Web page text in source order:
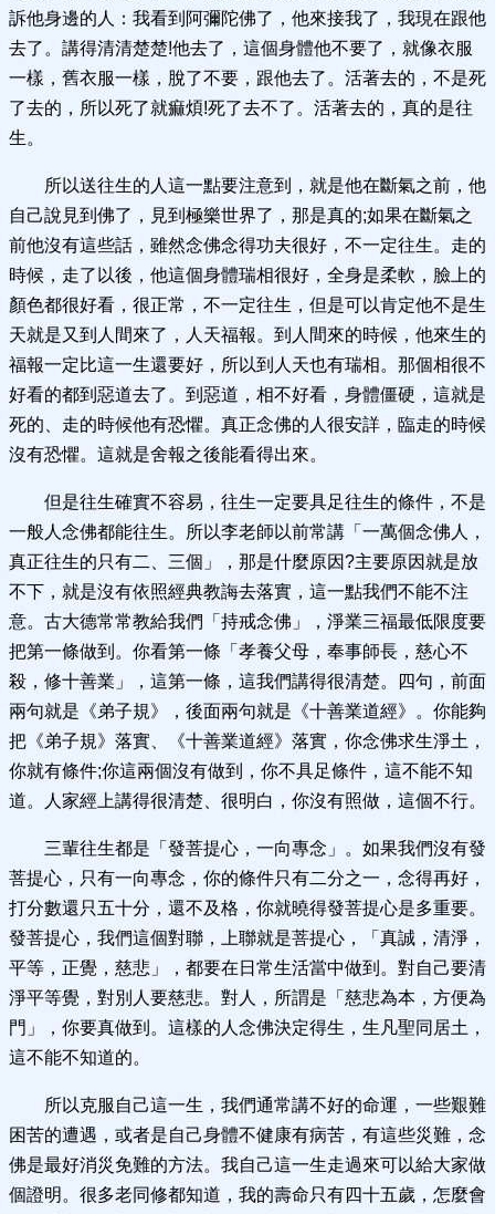
訴他身邊的人：我看到阿彌陀佛了，他來接我了，我現在跟他
去了。講得清清楚楚!他去了，這個身體他不要了，就像衣服
一樣，舊衣服一樣，脫了不要，跟他去了。活著去的，不是死
了去的，所以死了就痲煩!死了去不了。活著去的，真的是往
生。
所以送往生的人這一點要注意到，就是他在斷氣之前，他
自己說見到佛了，見到極樂世界了，那是真的;如果在斷氣之
前他沒有這些話，雖然念佛念得功夫很好，不一定往生。走的
時候，走了以後，他這個身體瑞相很好，全身是柔軟，臉上的
顏色都很好看，很正常，不一定往生，但是可以肯定他不是生
天就是又到人間來了，人天福報。到人間來的時候，他來生的
福報一定比這一生還要好，所以到人天也有瑞相。那個相很不
好看的都到惡道去了。到惡道，相不好看，身體僵硬，這就是
死的、走的時候他有恐懼。真正念佛的人很安詳，臨走的時候
沒有恐懼。這就是舍報之後能看得出來。
但是往生確實不容易，往生一定要具足往生的條件，不是
一般人念佛都能往生。所以李老師以前常講「一萬個念佛人，
真正往生的只有二、三個」，那是什麼原因?主要原因就是放
不下，就是沒有依照經典教誨去落實，這一點我們不能不注
意。古大德常常教給我們「持戒念佛」，淨業三福最低限度要
把第一條做到。你看第一條「孝養父母，奉事師長，慈心不
殺，修十善業」，這第一條，這我們講得很清楚。四句，前面
兩句就是《弟子規》，後面兩句就是《十善業道經》。你能夠
把《弟子規》落實、《十善業道經》落實，你念佛求生淨土，
你就有條件;你這兩個沒有做到，你不具足條件，這不能不知
道。人家經上講得很清楚、很明白，你沒有照做，這個不行。
三輩往生都是「發菩提心，一向專念」。如果我們沒有發
菩提心，只有一向專念，你的條件只有二分之一，念得再好，
打分數還只五十分，還不及格，你就曉得發菩提心是多重要。
發菩提心，我們這個對聯，上聯就是菩提心，「真誠，清淨，
平等，正覺，慈悲」，都要在日常生活當中做到。對自己要清
淨平等覺，對別人要慈悲。對人，所謂是「慈悲為本，方便為
門」，你要真做到。這樣的人念佛決定得生，生凡聖同居土，
這不能不知道的。
所以克服自己這一生，我們通常講不好的命運，一些艱難
困苦的遭遇，或者是自己身體不健康有病苦，有這些災難，念
佛是最好消災免難的方法。我自己這一生走過來可以給大家做
個證明。很多老同修都知道，我的壽命只有四十五歲，怎麼會